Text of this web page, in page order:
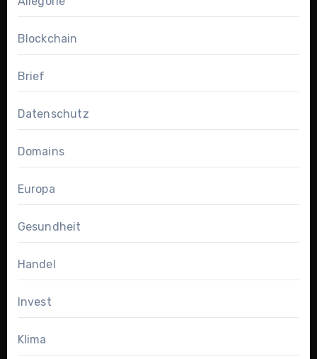
Blockchain
Brief
Datenschutz
Domains
Europa
Gesundheit
Handel
Invest
Klima